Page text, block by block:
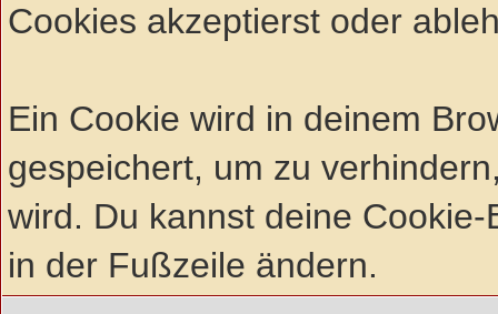
Cookies akzeptierst oder
Ein Cookie wird in deinem
gespeichert, um zu
wird. Du kannst deine
in der Fußzeile ändern.